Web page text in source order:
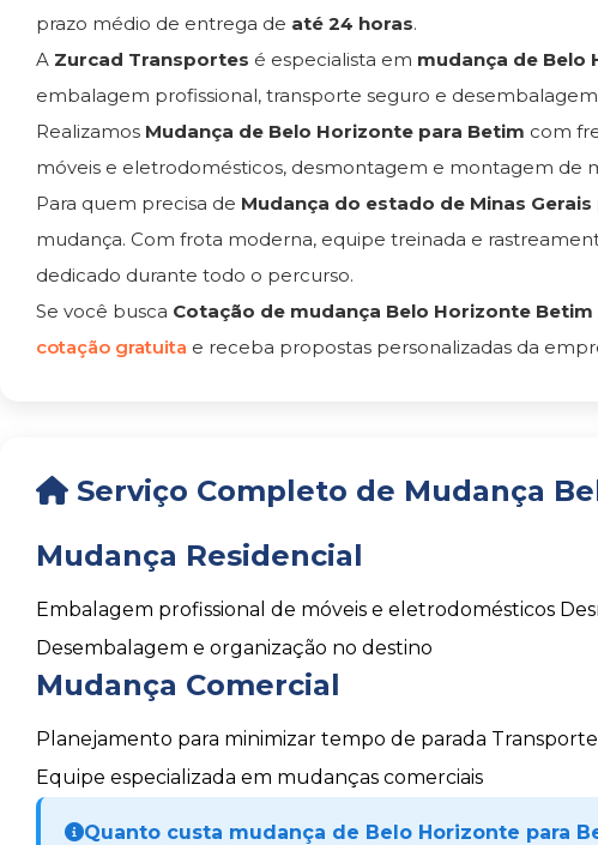
prazo médio de entrega de até 24 horas.
A Zurcad Transportes é especialista em mudança de Belo
embalagem profissional, transporte seguro e
Realizamos Mudança de Belo Horizonte para Betim com
móveis e eletrodomésticos, desmontagem e montagem de
Para quem precisa de Mudança do estado de Minas Gerais
mudança. Com frota moderna, equipe treinada e
dedicado durante todo o percurso.
Se você busca Cotação de mudança Belo Horizonte Betim
cotação gratuita e receba propostas personalizadas da
Serviço Completo de Mudança
Mudança Residencial
Embalagem profissional de móveis e eletrodomésticos
Desembalagem e organização no destino
Mudança Comercial
Planejamento para minimizar tempo de parada
Equipe especializada em mudanças comerciais
Quanto custa mudança de Belo Horizonte para